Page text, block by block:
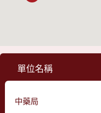
單位名稱
中藥局